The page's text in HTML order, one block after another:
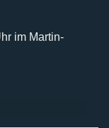
im Martin-